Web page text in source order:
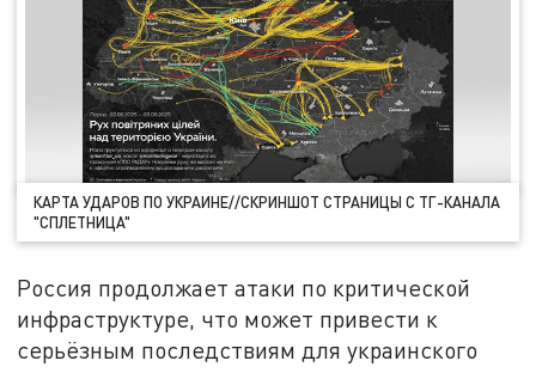
КАРТА УДАРОВ ПО УКРАИНЕ//СКРИНШОТ СТРАНИЦЫ С ТГ-КАНАЛА
"СПЛЕТНИЦА"
Россия продолжает атаки по критической
инфраструктуре, что может привести к
серьёзным последствиям для украинского